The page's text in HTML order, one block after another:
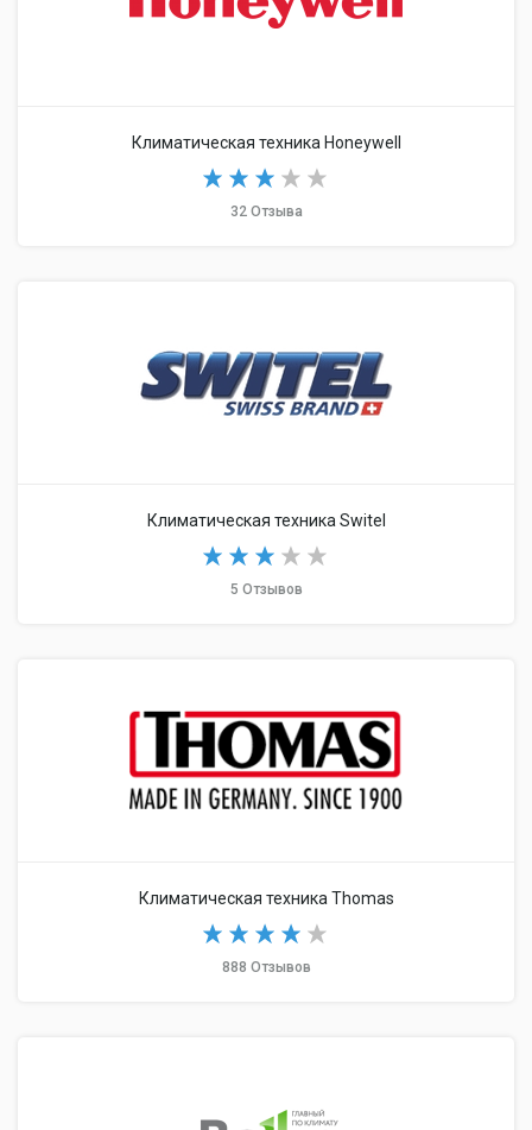
Климатическая техника Honeywell
32 Отзыва
Климатическая техника Switel
5 Отзывов
Климатическая техника Thomas
888 Отзывов